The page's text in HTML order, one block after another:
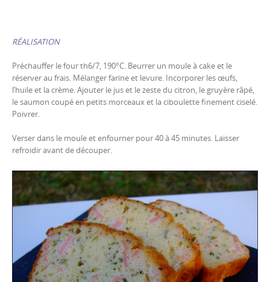
RÉALISATION
Préchauffer le four th6/7, 190°C. Beurrer un moule à cake et le
réserver au frais. Mélanger farine et levure. Incorporer les œufs,
l’huile et la crème. Ajouter le jus et le zeste du citron, le gruyère râpé,
le saumon coupé en petits morceaux et la ciboulette finement ciselé.
Poivrer.
Verser dans le moule et enfourner pour 40 à 45 minutes. Laisser
refroidir avant de découper.